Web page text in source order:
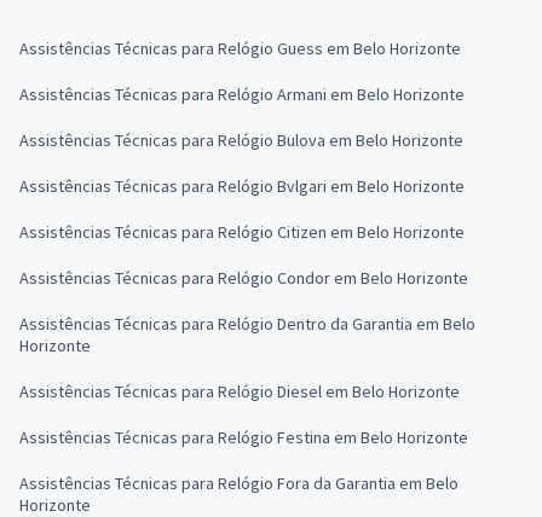
Assistências Técnicas para Relógio Guess em Belo Horizonte
Assistências Técnicas para Relógio Armani em Belo Horizonte
Assistências Técnicas para Relógio Bulova em Belo Horizonte
Assistências Técnicas para Relógio Bvlgari em Belo Horizonte
Assistências Técnicas para Relógio Citizen em Belo Horizonte
Assistências Técnicas para Relógio Condor em Belo Horizonte
Assistências Técnicas para Relógio Dentro da Garantia em Belo
Horizonte
Assistências Técnicas para Relógio Diesel em Belo Horizonte
Assistências Técnicas para Relógio Festina em Belo Horizonte
Assistências Técnicas para Relógio Fora da Garantia em Belo
Horizonte